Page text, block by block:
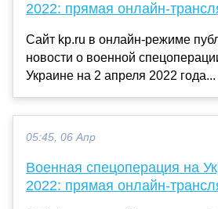
2022: прямая онлайн-
Сайт kp.ru в онлайн-режиме
новости о военной
Украине на 2 апреля 2022 года...
05:45, 06 Апр
Военная спецоперация на
2022: прямая онлайн-